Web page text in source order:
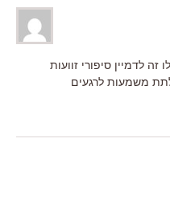
לדמיין סיפורי זוועות
משמעות לרגעים